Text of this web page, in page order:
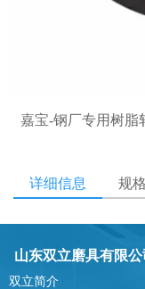
嘉宝-钢厂专用树脂
详细信息 规
山东双立磨具有限公
双立简介